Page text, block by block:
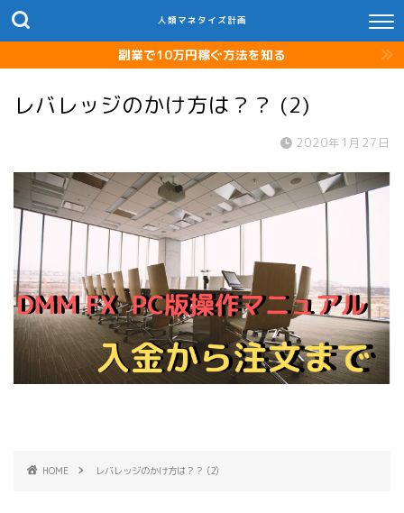
人類マネタイズ計画
副業で10万円稼ぐ方法を知る
レバレッジのかけ方は？？ (2)
2020年1月27日
HOME レバレッジのかけ方は？？ (2)